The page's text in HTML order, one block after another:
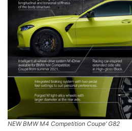
NEW BMW M4 Competition Coupe’ G82